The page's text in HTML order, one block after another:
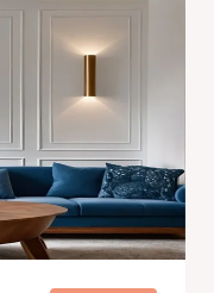
مقاول
مكة